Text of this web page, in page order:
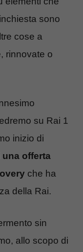
sono
cose a
rinnovate o
su Rai 1
inizio di
offerta
che ha
della Rai.
sin
allo scopo di